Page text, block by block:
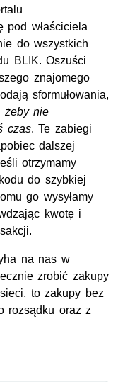
pod właściciela
do wszystkich
BLIK. Oszuści
znajomego
sformułowania,
żeby nie
czas. Te zabiegi
dalszej
otrzymamy
do szybkiej
go wysyłamy
kwotę i
na nas w
zrobić zakupy
to zakupy bez
rozsądku oraz z